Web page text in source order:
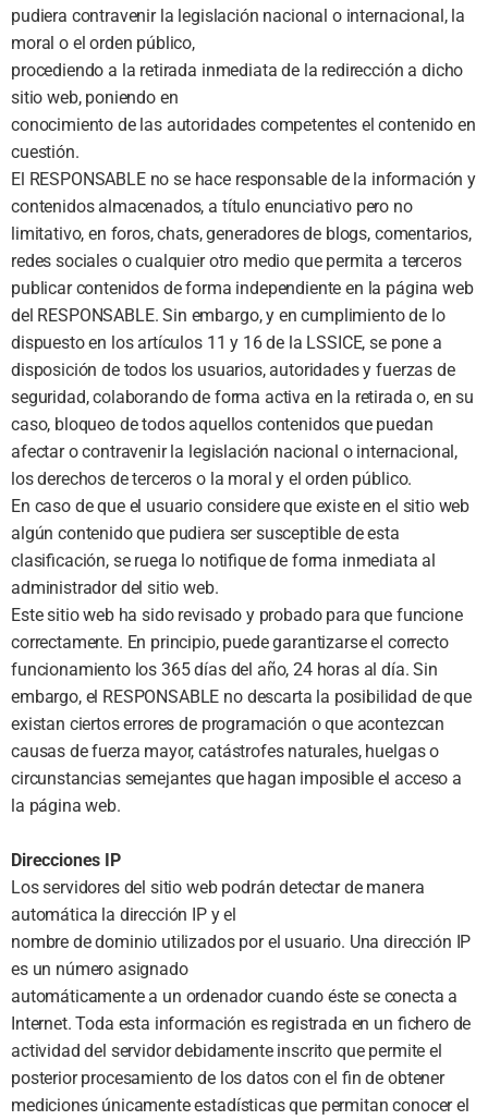
pudiera contravenir la legislación nacional o internacional, la
moral o el orden público,
procediendo a la retirada inmediata de la redirección a dicho
sitio web, poniendo en
conocimiento de las autoridades competentes el contenido en
cuestión.
El RESPONSABLE no se hace responsable de la información y
contenidos almacenados, a título enunciativo pero no
limitativo, en foros, chats, generadores de blogs, comentarios,
redes sociales o cualquier otro medio que permita a terceros
publicar contenidos de forma independiente en la página web
del RESPONSABLE. Sin embargo, y en cumplimiento de lo
dispuesto en los artículos 11 y 16 de la LSSICE, se pone a
disposición de todos los usuarios, autoridades y fuerzas de
seguridad, colaborando de forma activa en la retirada o, en su
caso, bloqueo de todos aquellos contenidos que puedan
afectar o contravenir la legislación nacional o internacional,
los derechos de terceros o la moral y el orden público.
En caso de que el usuario considere que existe en el sitio web
algún contenido que pudiera ser susceptible de esta
clasificación, se ruega lo notifique de forma inmediata al
administrador del sitio web.
Este sitio web ha sido revisado y probado para que funcione
correctamente. En principio, puede garantizarse el correcto
funcionamiento los 365 días del año, 24 horas al día. Sin
embargo, el RESPONSABLE no descarta la posibilidad de que
existan ciertos errores de programación o que acontezcan
causas de fuerza mayor, catástrofes naturales, huelgas o
circunstancias semejantes que hagan imposible el acceso a
la página web.
Direcciones IP
Los servidores del sitio web podrán detectar de manera
automática la dirección IP y el
nombre de dominio utilizados por el usuario. Una dirección IP
es un número asignado
automáticamente a un ordenador cuando éste se conecta a
Internet. Toda esta información es registrada en un fichero de
actividad del servidor debidamente inscrito que permite el
posterior procesamiento de los datos con el fin de obtener
mediciones únicamente estadísticas que permitan conocer el